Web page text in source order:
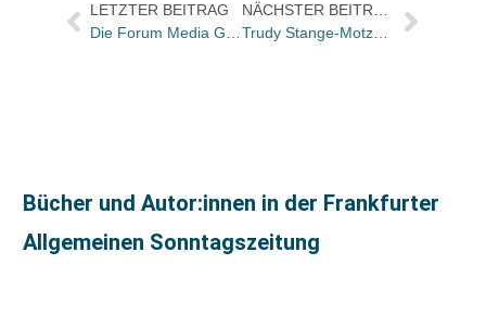
LETZTER BEITRAG
Die Forum Media Group bündelt Medizin-Bereich neu
NÄCHSTER BEITRAG
Trudy Stange-Motzkau verlässt White Star
Bücher und Autor:innen in der Frankfurter
Allgemeinen Sonntagszeitung